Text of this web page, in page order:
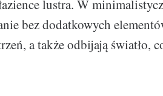
lustra. W
bez dodatkowych
a także odbijają światło,